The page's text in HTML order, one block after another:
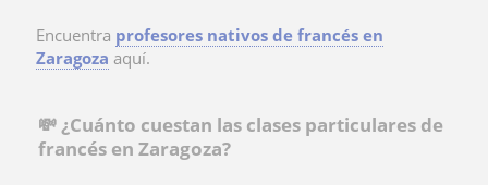
Encuentra profesores nativos de francés en
Zaragoza aquí.
💸 ¿Cuánto cuestan las clases particulares de
francés en Zaragoza?